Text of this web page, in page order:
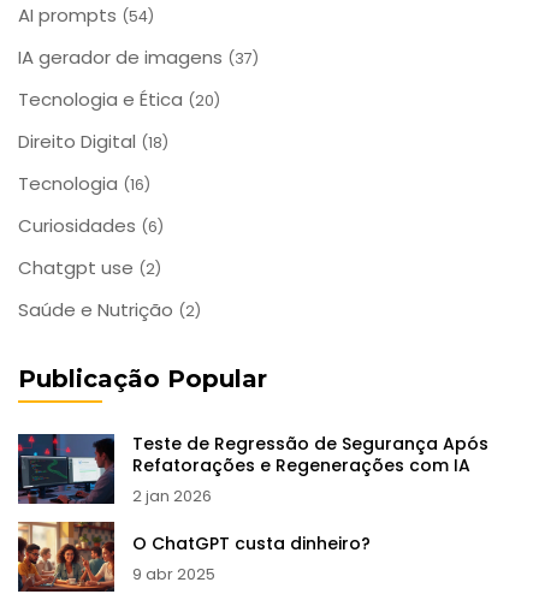
AI prompts (54)
IA gerador de imagens (37)
Tecnologia e Ética (20)
Direito Digital (18)
Tecnologia (16)
Curiosidades (6)
Chatgpt use (2)
Saúde e Nutrição (2)
Publicação Popular
Teste de Regressão de Segurança Após
Refatorações e Regenerações com IA
2 jan 2026
O ChatGPT custa dinheiro?
9 abr 2025